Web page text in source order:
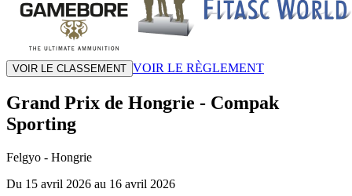
VOIR LE CLASSEMENT VOIR LE RÈGLEMENT
Grand Prix de Hongrie - Compak
Sporting
Felgyo - Hongrie
Du 15 avril 2026 au 16 avril 2026